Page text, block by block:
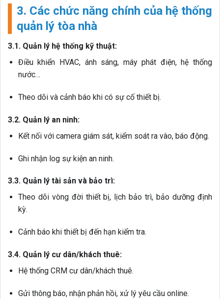
3. Các chức năng chính của hệ thống
quản lý tòa nhà
3.1. Quản lý hệ thống kỹ thuật:
Điều khiển HVAC, ánh sáng, máy phát điện, hệ thống
nước…
Theo dõi và cảnh báo khi có sự cố thiết bị.
3.2. Quản lý an ninh:
Kết nối với camera giám sát, kiểm soát ra vào, báo động.
Ghi nhận log sự kiện an ninh.
3.3. Quản lý tài sản và bảo trì:
Theo dõi vòng đời thiết bị, lịch bảo trì, bảo dưỡng định
kỳ.
Cảnh báo khi thiết bị đến hạn kiểm tra.
3.4. Quản lý cư dân/khách thuê:
Hệ thống CRM cư dân/khách thuê.
Gửi thông báo, nhận phản hồi, xử lý yêu cầu online.